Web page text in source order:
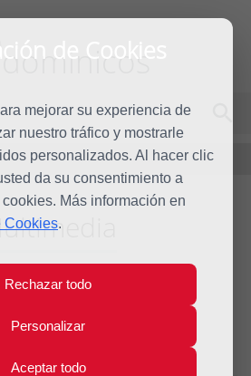
de Cookies
mejorar su experiencia de
nuestro tráfico y mostrarle
personalizados. Al hacer clic
da su consentimiento a
Más información en
Cookies.
Rechazar todo
Personalizar
Aceptar todo
dominicos